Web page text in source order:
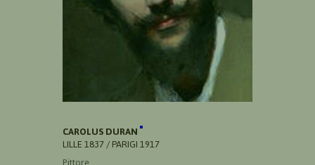
CAROLUS DURAN
LILLE 1837 / PARIGI 1917
Pittore